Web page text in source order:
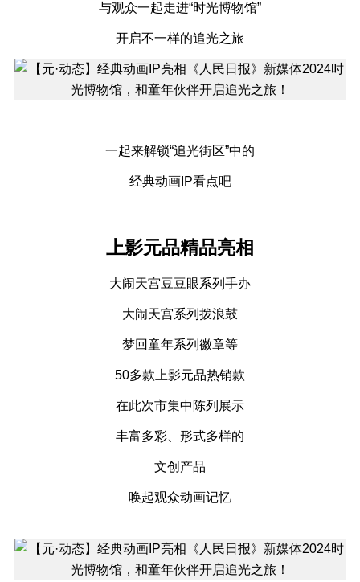
与观众一起走进“时光博物馆”
开启不一样的追光之旅
一起来解锁“追光街区”中的
经典动画IP看点吧
上影元品精品亮相
大闹天宫豆豆眼系列手办
大闹天宫系列拨浪鼓
梦回童年系列徽章等
50多款上影元品热销款
在此次市集中陈列展示
丰富多彩、形式多样的
文创产品
唤起观众动画记忆